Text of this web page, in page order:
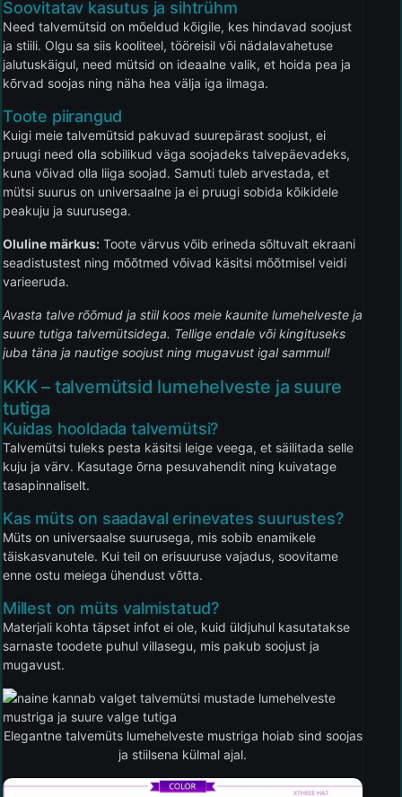
Soovitatav kasutus ja sihtrühm
Need talvemütsid on mõeldud kõigile, kes hindavad soojust
ja stiili. Olgu sa siis kooliteel, tööreisil või nädalavahetuse
jalutuskäigul, need mütsid on ideaalne valik, et hoida pea ja
kõrvad soojas ning näha hea välja iga ilmaga.
Toote piirangud
Kuigi meie talvemütsid pakuvad suurepärast soojust, ei
pruugi need olla sobilikud väga soojadeks talvepäevadeks,
kuna võivad olla liiga soojad. Samuti tuleb arvestada, et
mütsi suurus on universaalne ja ei pruugi sobida kõikidele
peakuju ja suurusega.
Oluline märkus: Toote värvus võib erineda sõltuvalt ekraani
seadistustest ning mõõtmed võivad käsitsi mõõtmisel veidi
varieeruda.
Avasta talve rõõmud ja stiil koos meie kaunite lumehelveste ja
suure tutiga talvemütsidega. Tellige endale või kingituseks
juba täna ja nautige soojust ning mugavust igal sammul!
KKK – talvemütsid lumehelveste ja suure
tutiga
Kuidas hooldada talvemütsi?
Talvemütsi tuleks pesta käsitsi leige veega, et säilitada selle
kuju ja värv. Kasutage õrna pesuvahendit ning kuivatage
tasapinnaliselt.
Kas müts on saadaval erinevates suurustes?
Müts on universaalse suurusega, mis sobib enamikele
täiskasvanutele. Kui teil on erisuuruse vajadus, soovitame
enne ostu meiega ühendust võtta.
Millest on müts valmistatud?
Materjali kohta täpset infot ei ole, kuid üldjuhul kasutatakse
sarnaste toodete puhul villasegu, mis pakub soojust ja
mugavust.
Elegantne talvemüts lumehelveste mustriga hoiab sind soojas
ja stiilsena külmal ajal.